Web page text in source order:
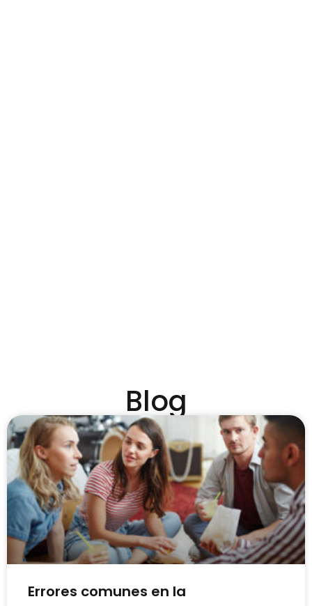
Blog
Errores comunes en la
P
á
g
i
n
a
á
g
i
n
a